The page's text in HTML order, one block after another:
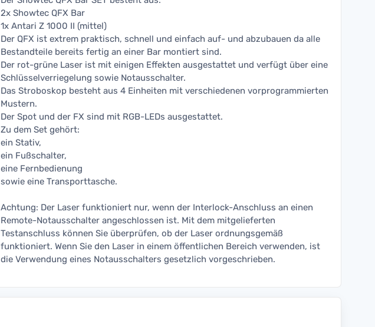
2x Showtec QFX Bar
1x Antari Z 1000 II (mittel)
Der QFX ist extrem praktisch, schnell und einfach auf- und abzubauen da alle
Bestandteile bereits fertig an einer Bar montiert sind.
Der rot-grüne Laser ist mit einigen Effekten ausgestattet und verfügt über eine
Schlüsselverriegelung sowie Notausschalter.
Das Stroboskop besteht aus 4 Einheiten mit verschiedenen vorprogrammierten
Mustern.
Der Spot und der FX sind mit RGB-LEDs ausgestattet.
Zu dem Set gehört:
ein Stativ,
ein Fußschalter,
eine Fernbedienung
sowie eine Transporttasche.
Achtung: Der Laser funktioniert nur, wenn der Interlock-Anschluss an einen
Remote-Notausschalter angeschlossen ist. Mit dem mitgelieferten
Testanschluss können Sie überprüfen, ob der Laser ordnungsgemäß
funktioniert. Wenn Sie den Laser in einem öffentlichen Bereich verwenden, ist
die Verwendung eines Notausschalters gesetzlich vorgeschrieben.